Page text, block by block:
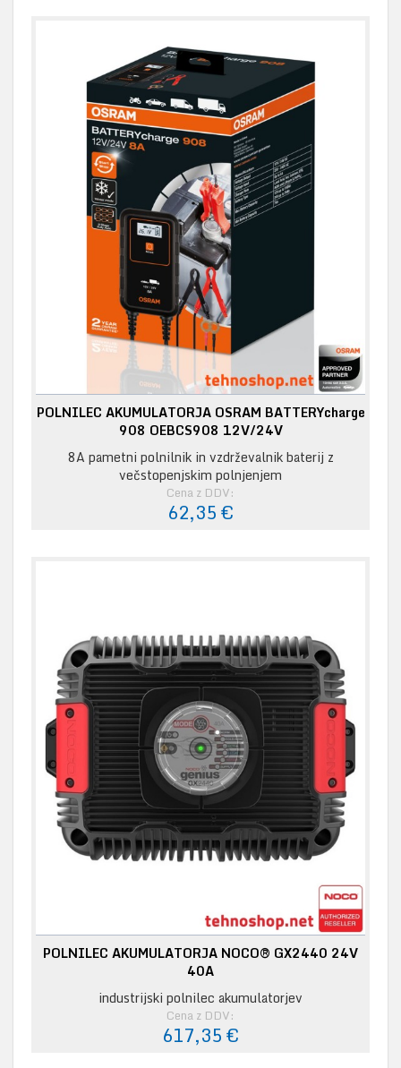
POLNILEC AKUMULATORJA OSRAM BATTERYcharge
908 OEBCS908 12V/24V
8A pametni polnilnik in vzdrževalnik baterij z
večstopenjskim polnjenjem
Cena z DDV:
62,35 €
POLNILEC AKUMULATORJA NOCO® GX2440 24V
40A
industrijski polnilec akumulatorjev
Cena z DDV:
617,35 €